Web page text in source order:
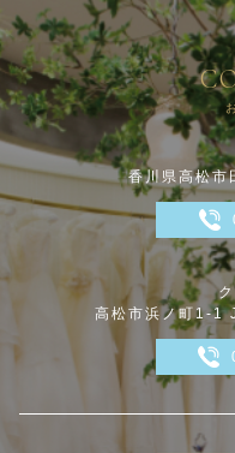
香川県高松
高松市浜ノ町1-1